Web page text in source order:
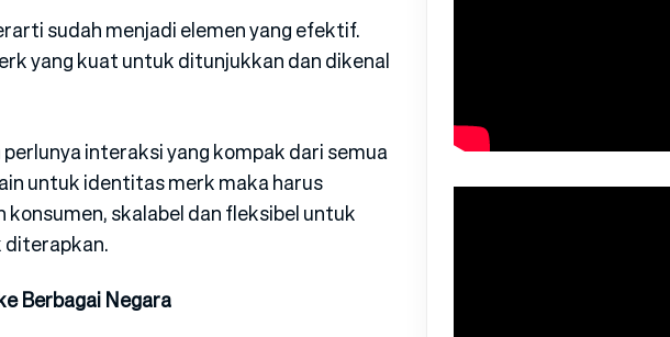
sudah menjadi elemen yang efektif.
yang kuat untuk ditunjukkan dan dikenal
interaksi yang kompak dari semua
untuk identitas merk maka harus
skalabel dan fleksibel untuk
diterapkan.
Berbagai Negara